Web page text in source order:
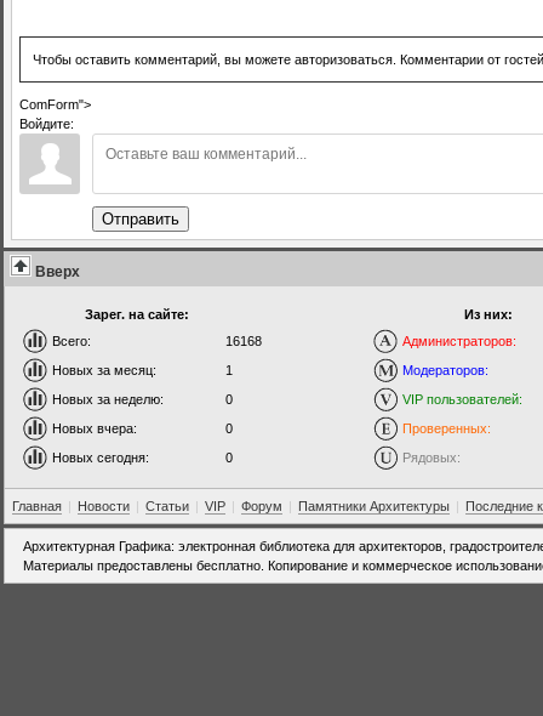
Чтобы оставить комментарий, вы можете авторизоваться. Комментарии от
ComForm">
Войдите:
Отправить
Вверх
Зарег. на сайте:
Всего:
16168
Новых за месяц:
1
Новых за неделю:
0
Новых вчера:
0
Новых сегодня:
0
Из них:
Администраторов:
Модераторов:
VIP пользователей:
Проверенных:
Рядовых:
Главная | Новости | Статьи | VIP | Форум | Памятники Архитектуры | Последние
Архитектурная Графика: электронная библиотека для архитекторов,
Материалы предоставлены бесплатно. Копирование и коммерческое